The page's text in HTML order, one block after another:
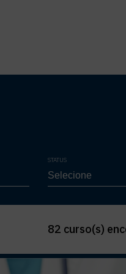
STATUS
82 curso(s)